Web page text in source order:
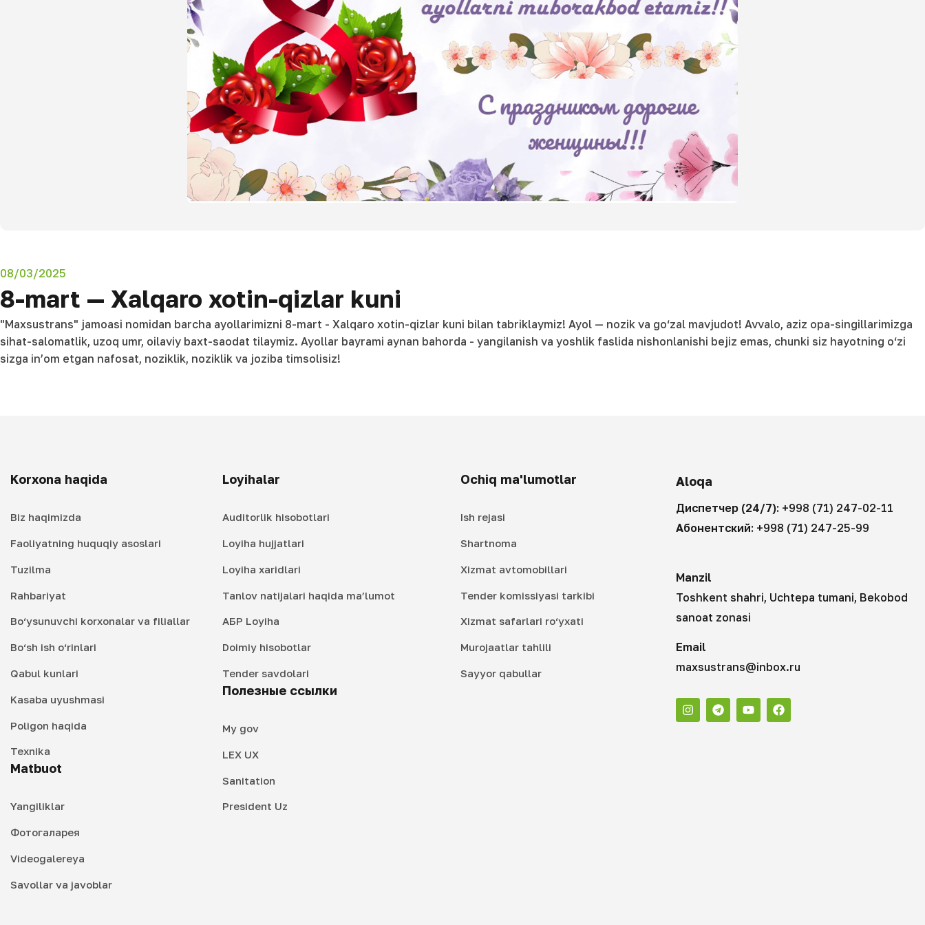
08/03/2025
8-mart — Xalqaro xotin-qizlar kuni
"Maxsustrans" jamoasi nomidan barcha ayollarimizni 8-mart - Xalqaro xotin-qizlar kuni bilan tabriklaymiz! Ayol — nozik va go‘zal mavjudot! Avvalo, aziz opa-singillarimizga
sihat-salomatlik, uzoq umr, oilaviy baxt-saodat tilaymiz. Ayollar bayrami aynan bahorda - yangilanish va yoshlik faslida nishonlanishi bejiz emas, chunki siz hayotning o‘zi
sizga in’om etgan nafosat, noziklik, noziklik va joziba timsolisiz!
Korxona haqida
Biz haqimizda
Faoliyatning huquqiy asoslari
Tuzilma
Rahbariyat
Bo‘ysunuvchi korxonalar va filiallar
Bo‘sh ish o‘rinlari
Qabul kunlari
Kasaba uyushmasi
Poligon haqida
Texnika
Matbuot
Yangiliklar
Фотогаларея
Videogalereya
Savollar va javoblar
Loyihalar
Auditorlik hisobotlari
Loyiha hujjatlari
Loyiha xaridlari
Tanlov natijalari haqida ma’lumot
АБР Loyiha
Doimiy hisobotlar
Tender savdolari
Полезные ссылки
My gov
LEX UX
Sanitation
President Uz
Ochiq ma'lumotlar
Ish rejasi
Shartnoma
Xizmat avtomobillari
Tender komissiyasi tarkibi
Xizmat safarlari ro‘yxati
Murojaatlar tahlili
Sayyor qabullar
Aloqa
Диспетчер (24/7): +998 (71) 247-02-11
Абонентский: +998 (71) 247-25-99
Manzil
Toshkent shahri, Uchtepa tumani, Bekobod
sanoat zonasi
Email
maxsustrans@inbox.ru